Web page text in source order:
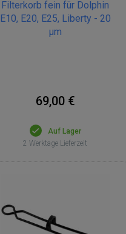
Filterkorb fein für Dolphin
E10, E20, E25, Liberty - 20
µm
69,00 €
Auf Lager
2 Werktage Lieferzeit